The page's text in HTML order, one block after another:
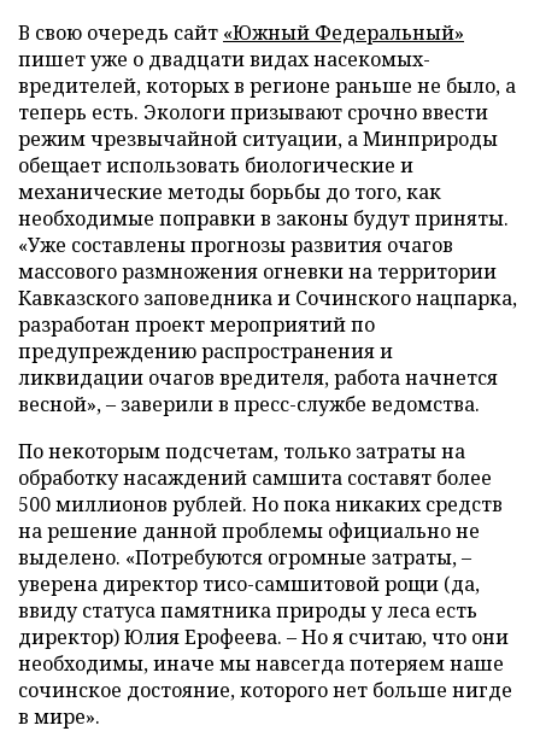
В свою очередь сайт «Южный Федеральный»
пишет уже о двадцати видах насекомых-
вредителей, которых в регионе раньше не было, а
теперь есть. Экологи призывают срочно ввести
режим чрезвычайной ситуации, а Минприроды
обещает использовать биологические и
механические методы борьбы до того, как
необходимые поправки в законы будут приняты.
«Уже составлены прогнозы развития очагов
массового размножения огневки на территории
Кавказского заповедника и Сочинского нацпарка,
разработан проект мероприятий по
предупреждению распространения и
ликвидации очагов вредителя, работа начнется
весной», – заверили в пресс-службе ведомства.
По некоторым подсчетам, только затраты на
обработку насаждений самшита составят более
500 миллионов рублей. Но пока никаких средств
на решение данной проблемы официально не
выделено. «Потребуются огромные затраты, –
уверена директор тисо-самшитовой рощи (да,
ввиду статуса памятника природы у леса есть
директор) Юлия Ерофеева. – Но я считаю, что они
необходимы, иначе мы навсегда потеряем наше
сочинское достояние, которого нет больше нигде
в мире».